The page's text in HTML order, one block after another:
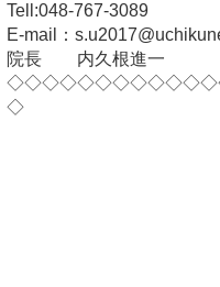
Tell:048-767-3089
E-mail：
院長 内久根進一
◇